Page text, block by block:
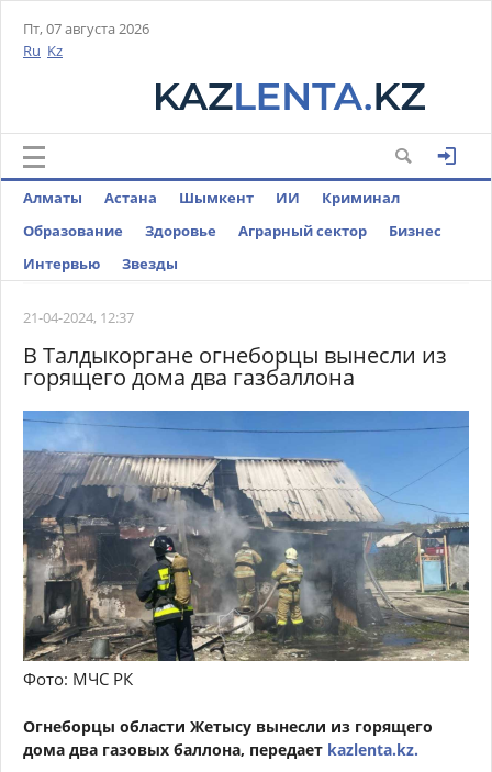
Пт, 07 августа 2026
Ru Kz
Алматы Астана Шымкент ИИ
Криминал
Образование
Здоровье Аграрный сектор
Бизнес
Интервью
Звезды
21-04-2024, 12:37
В Талдыкоргане огнеборцы вынесли из
горящего дома два газбаллона
Фото: МЧС РК
Огнеборцы области Жетысу вынесли из горящего
дома два газовых баллона, передает kazlenta.kz.